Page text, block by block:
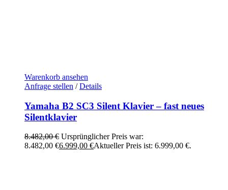
Warenkorb ansehen
Anfrage stellen / Details
Yamaha B2 SC3 Silent Klavier – fast neues
Silentklavier
8.482,00€ Ursprünglicher Preis war:
8.482,00 €6.999,00 €Aktueller Preis ist: 6.999,00 €.